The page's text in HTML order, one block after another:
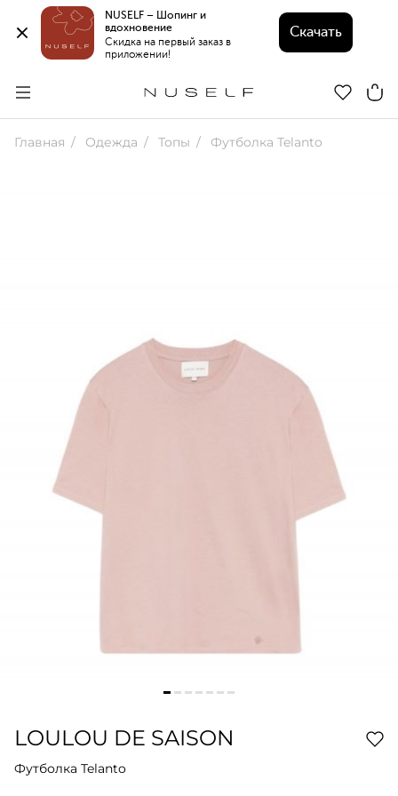
NUSELF – Шопинг и
вдохновение
Скидка на первый заказ в
приложении!
Скачать
Главная Одежда Топы Футболка Telanto
LOULOU DE SAISON
Футболка Telanto